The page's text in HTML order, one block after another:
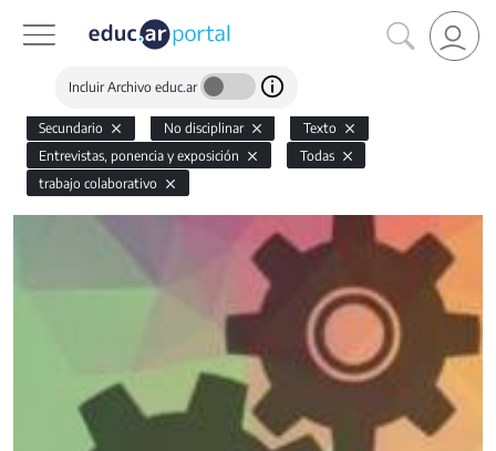
Incluir Archivo educ.ar
Secundario No disciplinar
Texto
Entrevistas, ponencia y exposición
Todas
trabajo colaborativo